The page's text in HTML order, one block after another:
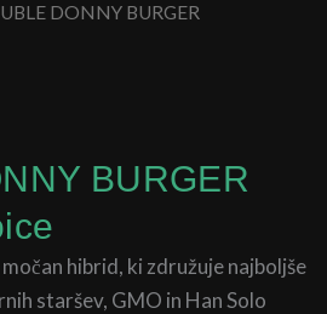
DONNY BURGER
BURGER
hibrid, ki združuje najboljše
staršev, GMO in Han Solo